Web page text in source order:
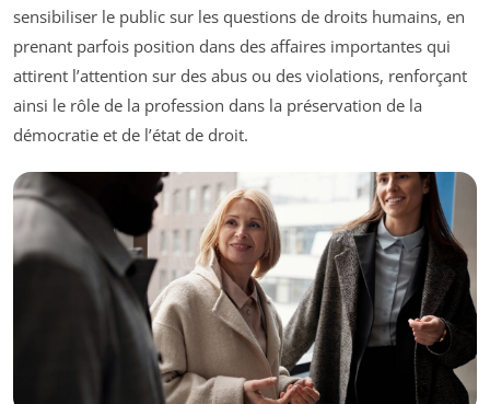
sensibiliser le public sur les questions de droits humains, en
prenant parfois position dans des affaires importantes qui
attirent l’attention sur des abus ou des violations, renforçant
ainsi le rôle de la profession dans la préservation de la
démocratie et de l’état de droit.